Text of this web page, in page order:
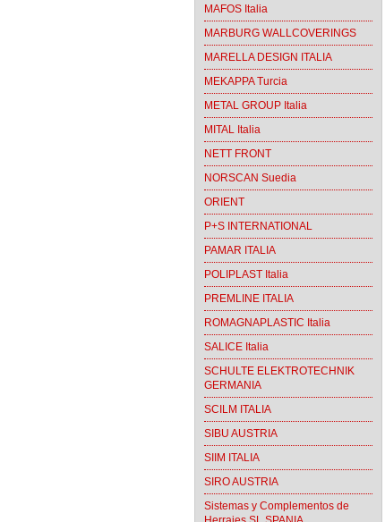
MAFOS Italia
MARBURG WALLCOVERINGS
MARELLA DESIGN ITALIA
MEKAPPA Turcia
METAL GROUP Italia
MITAL Italia
NETT FRONT
NORSCAN Suedia
ORIENT
P+S INTERNATIONAL
PAMAR ITALIA
POLIPLAST Italia
PREMLINE ITALIA
ROMAGNAPLASTIC Italia
SALICE Italia
SCHULTE ELEKTROTECHNIK
GERMANIA
SCILM ITALIA
SIBU AUSTRIA
SIIM ITALIA
SIRO AUSTRIA
Sistemas y Complementos de